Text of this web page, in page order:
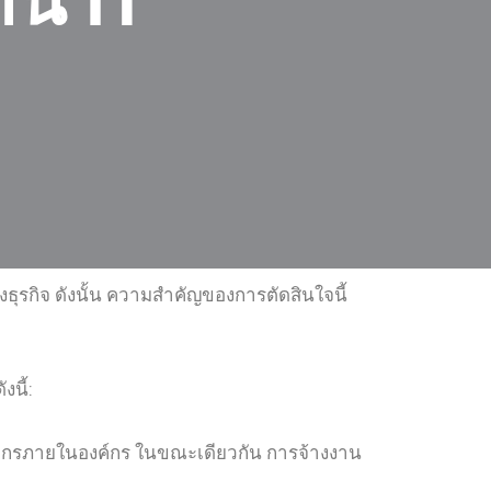
ธุรกิจ ดังนั้น ความสำคัญของการตัดสินใจนี้
งนี้:
ภายในองค์กร ในขณะเดียวกัน การจ้างงาน